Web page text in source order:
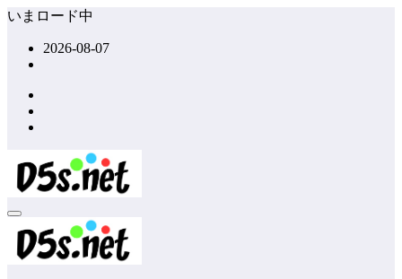
コ
ッ
プ
いまロード中
2026-08-07